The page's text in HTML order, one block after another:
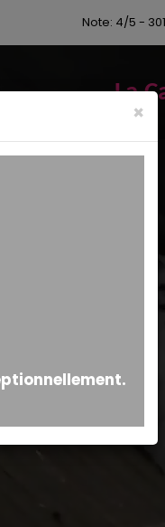
Note: 4/5 -
La
×